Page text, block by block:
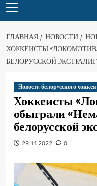
ГЛАВНАЯ НОВОСТИ
ХОККЕИСТЫ
БЕЛОРУССКОЙ
Новости белорусского хоккея
Хоккеисты
обыграли
белорусской
29.11.2022 0